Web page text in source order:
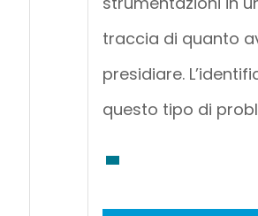
traccia di quanto
presidiare.
questo tipo di